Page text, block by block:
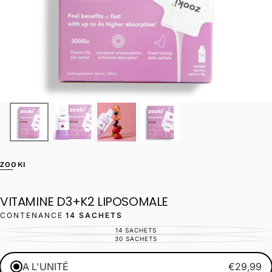
ZOOKI
VITAMINE D3+K2 LIPOSOMALE
CONTENANCE 14 SACHETS
14 SACHETS
VARIANTE
ÉPUISÉE
OU
INDISPONIBLE
30 SACHETS
VARIANTE
OU
A L'UNITÉ €29,99